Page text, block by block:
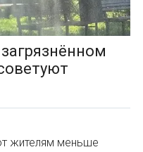
жителям меньше